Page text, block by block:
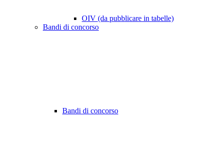
OIV (da pubblicare in tabelle)
Bandi di concorso
Bandi di concorso